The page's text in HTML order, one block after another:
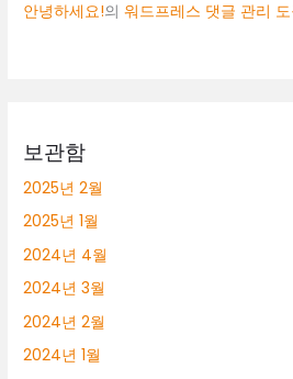
안녕하세요!의워드프레스 댓글 관리
보관함
2025년 2월
2025년 1월
2024년 4월
2024년 3월
2024년 2월
2024년 1월